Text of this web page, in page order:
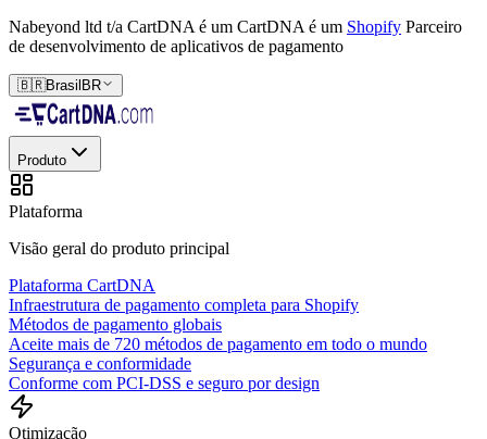
Nabeyond ltd t/a CartDNA é um CartDNA é um Shopify Parceiro
de desenvolvimento de aplicativos de pagamento
🇧🇷Brasil BR
Produto
Plataforma
Visão geral do produto principal
Plataforma CartDNA
Infraestrutura de pagamento completa para Shopify
Métodos de pagamento globais
Aceite mais de 720 métodos de pagamento em todo o mundo
Segurança e conformidade
Conforme com PCI-DSS e seguro por design
Otimização